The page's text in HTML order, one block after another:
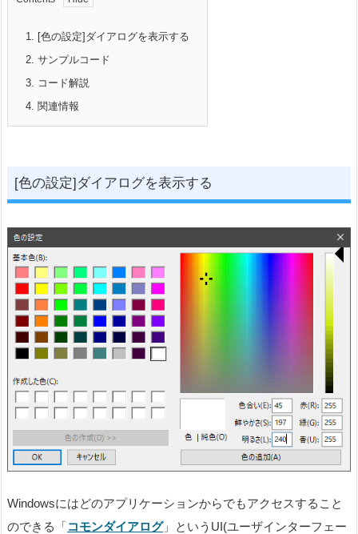
1.
[色の設定]ダイアログを表示する
2. サンプルコード
3.
コード解説
4. 関連情報
[色の設定]ダイアログを表示する
Windowsにはどのアプリケーションからでもアクセスすること
のできる「コモンダイアログ」というUI(ユーザインターフェー